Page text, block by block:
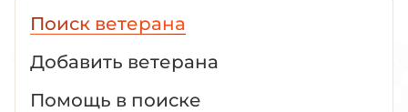
Поиск ветерана
Добавить ветерана
Помощь в поиске